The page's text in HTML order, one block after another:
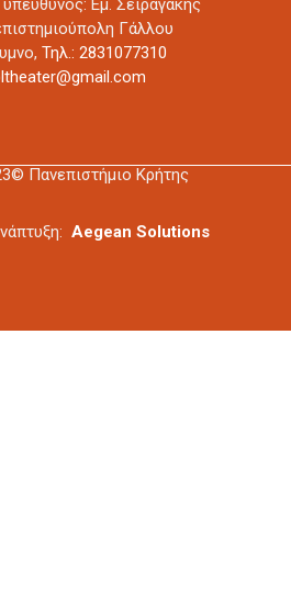
Γάλλου
Τηλ.: 2831077310
Πανεπιστήμιο Κρήτης
Aegean Solutions